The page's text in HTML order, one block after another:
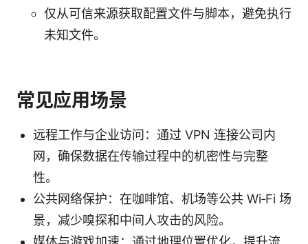
仅从可信来源获取配置文件与脚本，避免执行
未知文件。
常见应用场景
远程工作与企业访问：通过 VPN 连接公司内
网，确保数据在传输过程中的机密性与完整
性。
公共网络保护：在咖啡馆、机场等公共 Wi‑Fi 场
景，减少嗅探和中间人攻击的风险。